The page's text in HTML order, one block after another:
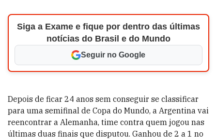
Siga a Exame e fique por dentro das últimas
notícias do Brasil e do Mundo
Seguir no Google
Depois de ficar 24 anos sem conseguir se classificar
para uma semifinal de Copa do Mundo, a Argentina vai
reencontrar a Alemanha, time contra quem jogou nas
últimas duas finais que disputou. Ganhou de 2 a 1 no